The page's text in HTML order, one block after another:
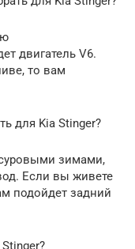
двигатель V6.
то вам
для Kia Stinger?
зимами,
Если вы живете
подойдет задний